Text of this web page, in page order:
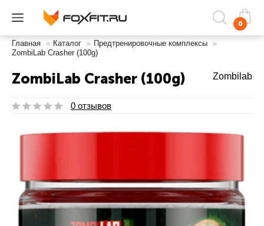
0
Главная » Каталог » Предтренировочные комплексы
»
ZombiLab Crasher (100g)
ZombiLab Crasher (100g) Zombilab
0 отзывов